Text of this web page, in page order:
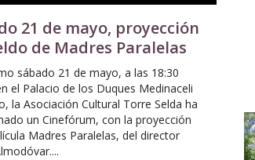
21 de mayo, proyección
de Madres Paralelas
sábado 21 de mayo, a las 18:30
el Palacio de los Duques Medinaceli
la Asociación Cultural Torre Selda ha
un Cinefórum, con la proyección
Madres Paralelas, del director